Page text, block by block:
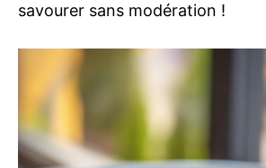
savourer sans modération !